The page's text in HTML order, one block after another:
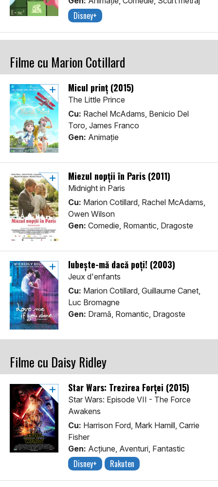
Disney+
Filme cu Marion Cotillard
Micul prinț (2015)
The Little Prince
Cu: Rachel McAdams, Benicio Del
Toro, James Franco
Gen: Animaţie
Miezul nopții în Paris (2011)
Midnight in Paris
Cu: Marion Cotillard, Rachel McAdams,
Owen Wilson
Gen: Comedie, Romantic, Dragoste
Iubește-mă dacă poți! (2003)
Jeux d'enfants
Cu: Marion Cotillard, Guillaume Canet,
Luc Bromagne
Gen: Dramă, Romantic, Dragoste
Filme cu Daisy Ridley
Star Wars: Trezirea Forței (2015)
Star Wars: Episode VII - The Force
Awakens
Cu: Harrison Ford, Mark Hamill, Carrie
Fisher
Gen: Acţiune, Aventuri, Fantastic
Disney+ Rakuten